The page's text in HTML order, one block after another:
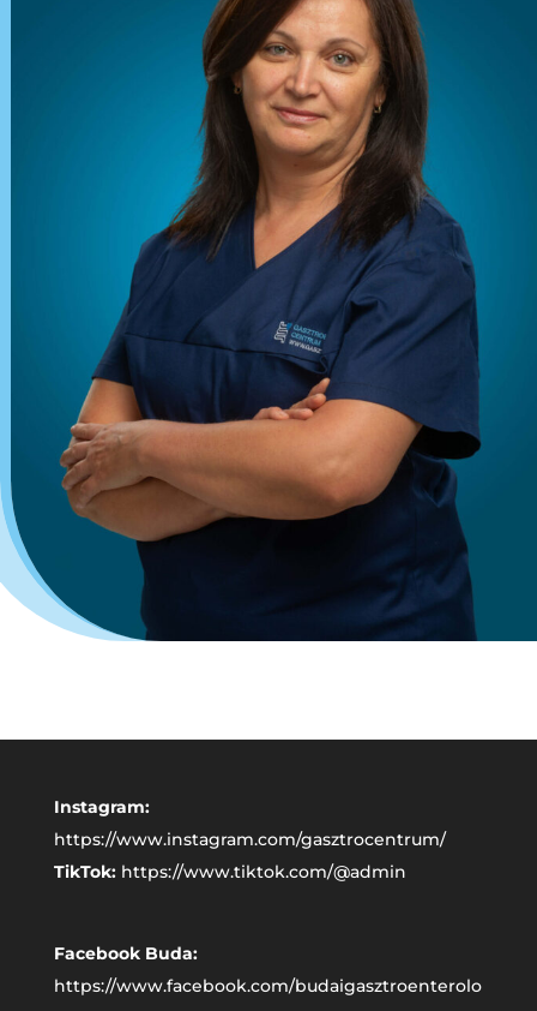
Instagram:
https://www.instagram.com/gasztrocentrum/
TikTok: https://www.tiktok.com/@admin
Facebook Buda:
https://www.facebook.com/budaigasztroenterolo